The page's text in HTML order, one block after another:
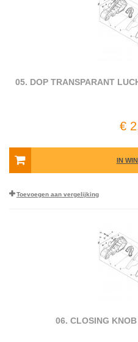
05. DOP TRANSPARANT
€
IN
Toevoegen aan vergelijking
06. CLOSING